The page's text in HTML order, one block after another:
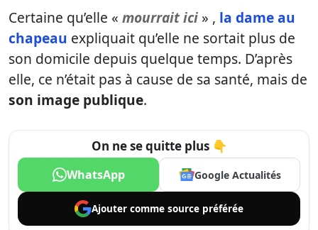
Certaine qu’elle « mourrait ici » , la dame au
chapeau expliquait qu’elle ne sortait plus de
son domicile depuis quelque temps. D’après
elle, ce n’était pas à cause de sa santé, mais de
son image publique.
On ne se quitte plus 👇
WhatsApp Google Actualités
Ajouter comme source préférée